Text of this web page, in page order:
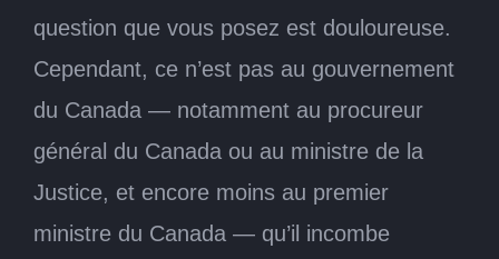
question que vous posez est douloureuse.
Cependant, ce n’est pas au gouvernement
du Canada — notamment au procureur
général du Canada ou au ministre de la
Justice, et encore moins au premier
ministre du Canada — qu’il incombe